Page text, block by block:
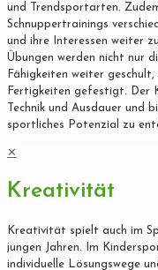
und Trendsportarten.
Schnuppertrainings
und ihre Interessen weiter
Übungen werden nicht nur
Fähigkeiten weiter
Fertigkeiten gefestigt. Der
Technik und Ausdauer und
sportliches Potenzial zu
✕
Kreativität
Kreativität spielt auch im
jungen Jahren. Im
individuelle Lösungswege